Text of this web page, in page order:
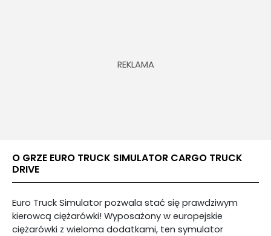
O GRZE EURO TRUCK SIMULATOR CARGO TRUCK
DRIVE
Euro Truck Simulator pozwala stać się prawdziwym
kierowcą ciężarówki! Wyposażony w europejskie
ciężarówki z wieloma dodatkami, ten symulator